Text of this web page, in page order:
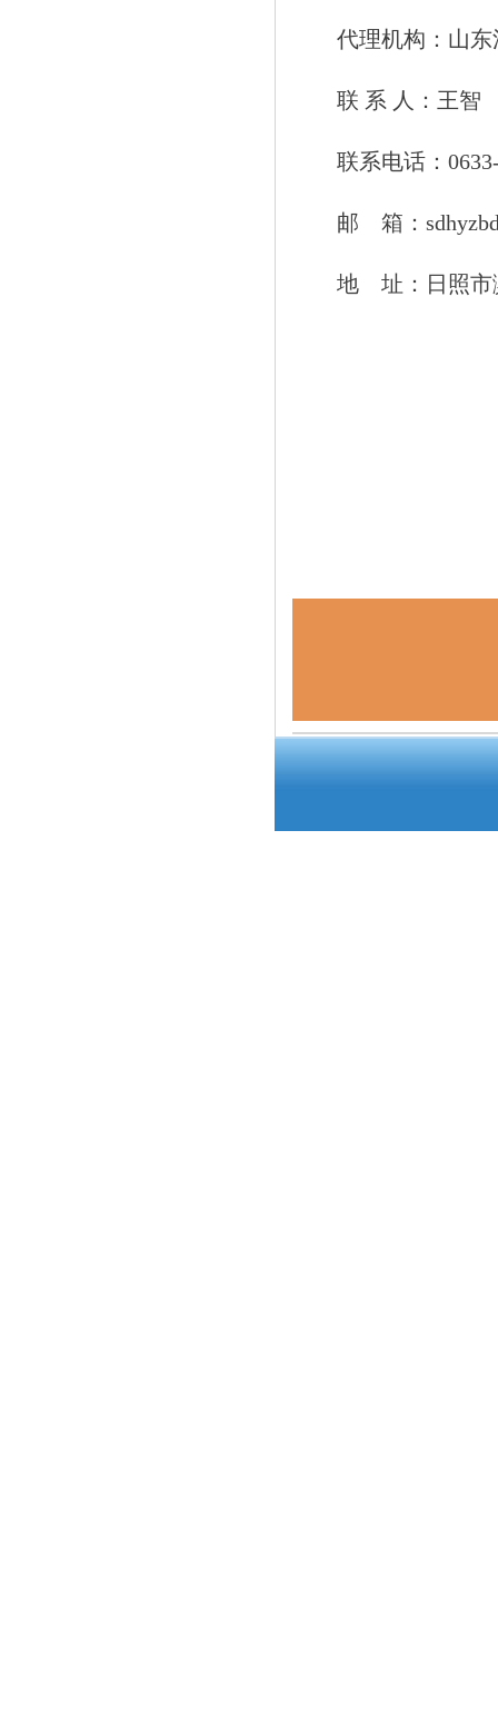
代理机构：山东
联 系 人：王智
联系电话：0633-
邮 箱：
地 址：日照市滨